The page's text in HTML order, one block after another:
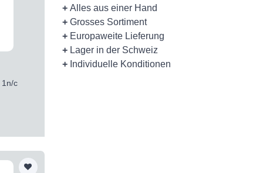
1n/c
+ Alles aus einer Hand
+ Grosses Sortiment
+ Europaweite Lieferung
+ Lager in der Schweiz
+ Individuelle Konditionen